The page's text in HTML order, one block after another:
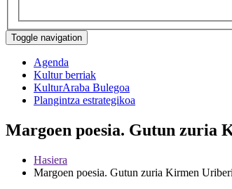
Toggle navigation
Agenda
Kultur berriak
KulturAraba Bulegoa
Plangintza estrategikoa
Margoen poesia. Gutun
Hasiera
Margoen poesia. Gutun zuria Kirmen Uriberi